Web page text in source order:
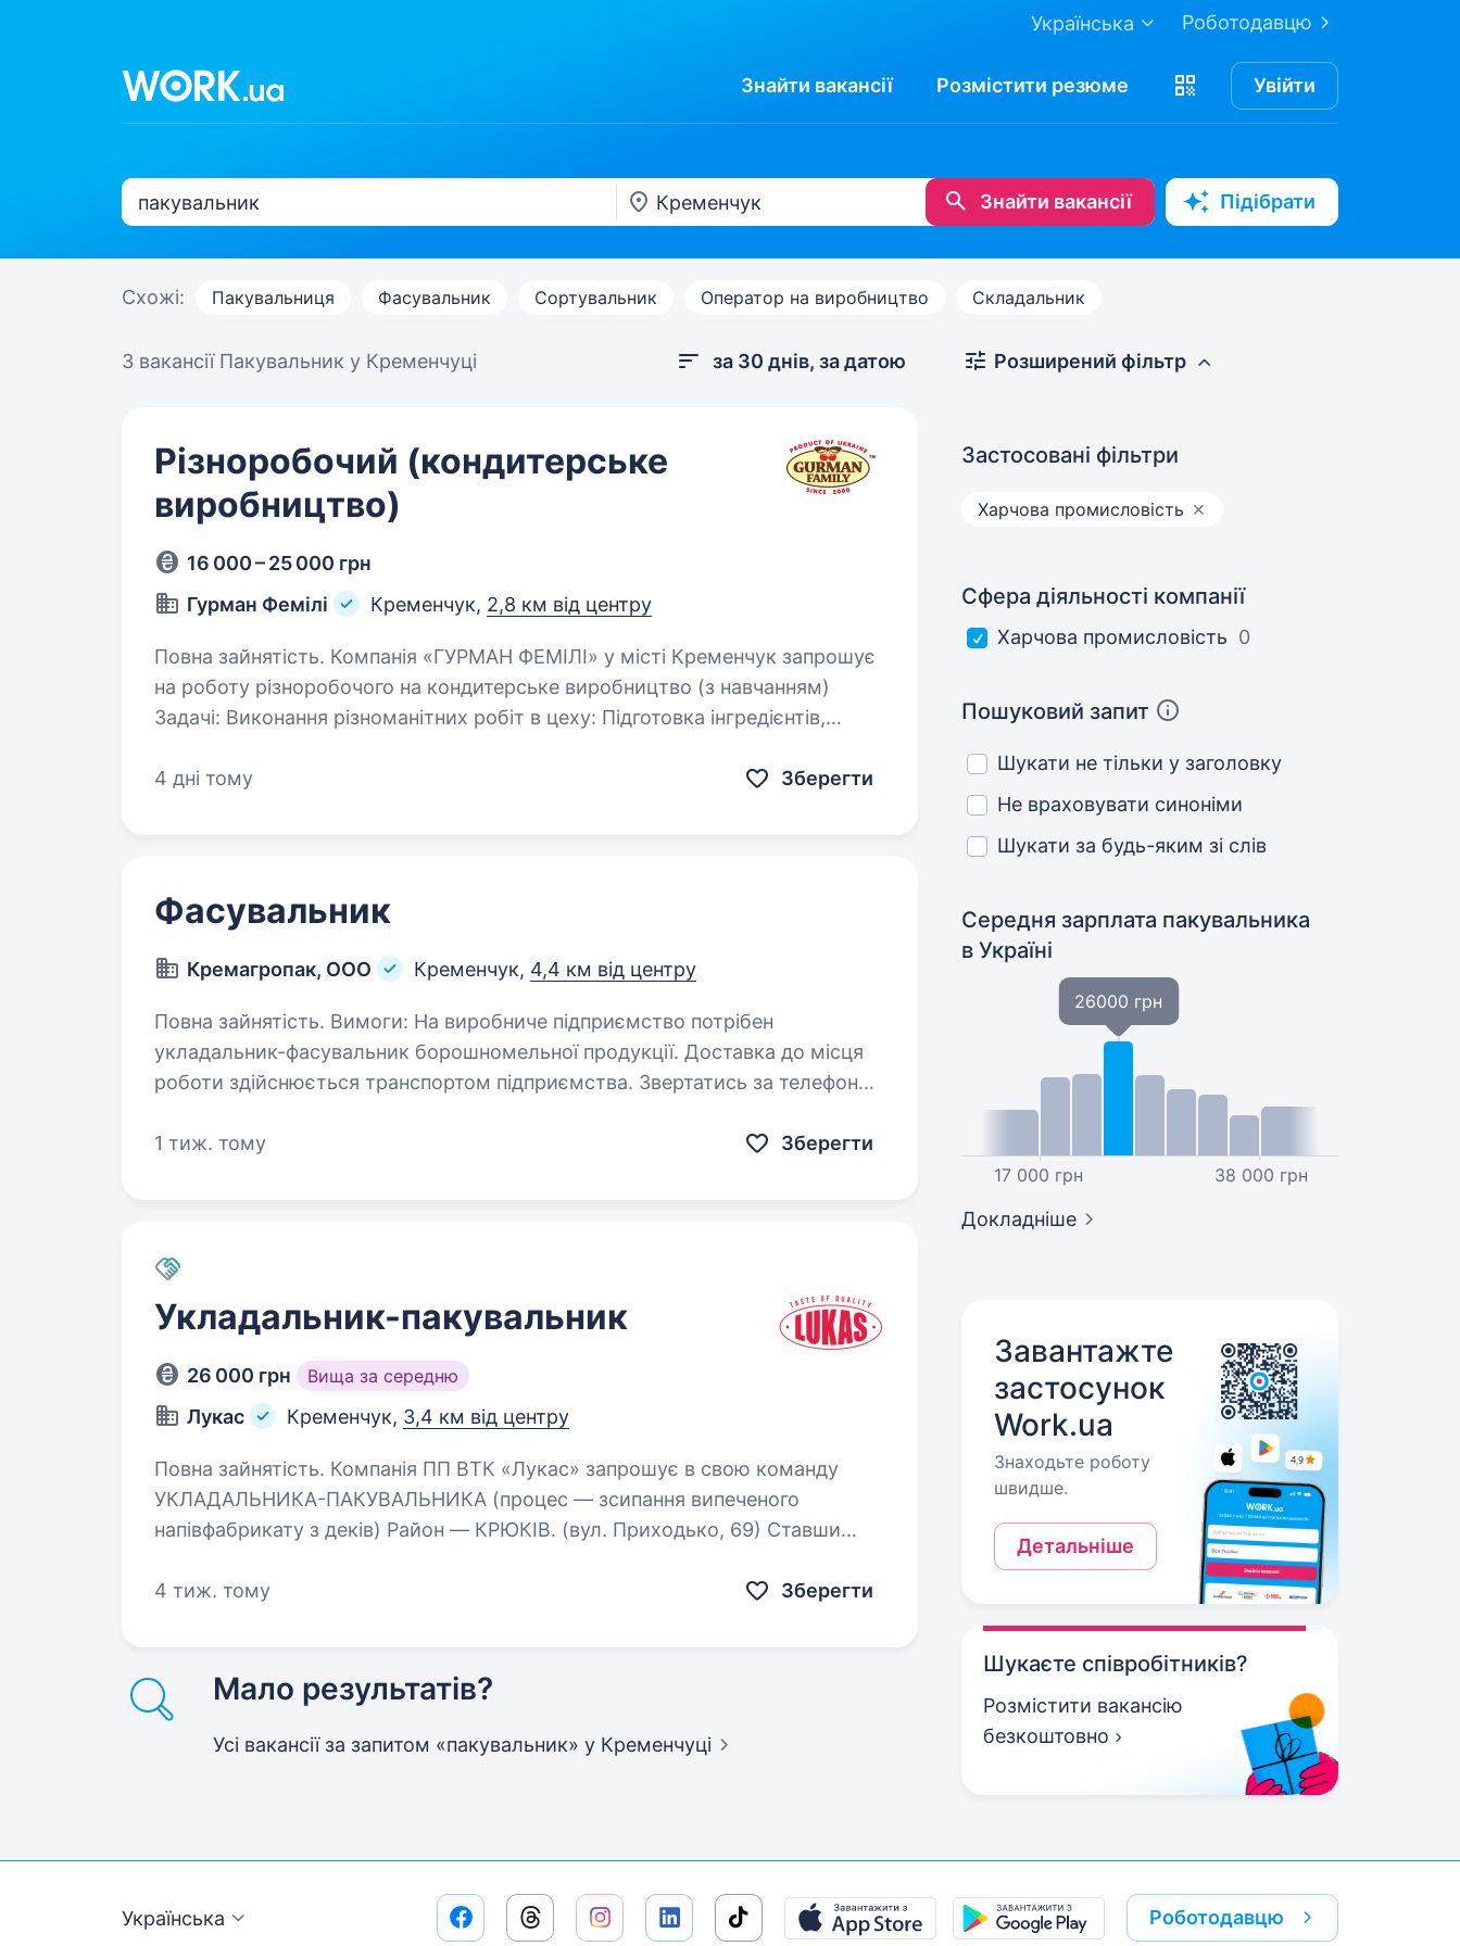
Роботодавцю
Українська
Знайти вакансії Розмістити резюме Увійти
Знайти вакансії Підібрати
Схожі: Пакувальниця Фасувальник Сортувальник Оператор на виробництво Складальник
3 вакансії Пакувальник у Кременчуці за 30 днів, за датою
Різноробочий (кондитерське
виробництво)
16 000 – 25 000 грн
Гурман Фемілі
Кременчук, 2,8 км від центру
Повна зайнятість. Компанія «ГУРМАН ФЕМІЛІ» у місті Кременчук запрошує
на роботу різноробочого на кондитерське виробництво (з навчанням)
Задачі: Виконання різноманітних робіт в цеху: Підготовка інгредієнтів,
4 дні тому
Зберегти
Фасувальник
Кремагропак, ООО Кременчук, 4,4 км від центру
Повна зайнятість. Вимоги: На виробниче підприємство потрібен
укладальник-фасувальник борошномельної продукції. Доставка до місця
роботи здійснюється транспортом підприємства. Звертатись за телефоном
1 тиж. тому
Зберегти
Укладальник-пакувальник
26 000 грн Вища за середню
Лукас Кременчук, 3,4 км від центру
Повна зайнятість. Компанія ПП ВТК «Лукас» запрошує в свою команду
УКЛАДАЛЬНИКА-ПАКУВАЛЬНИКА (процес — зсипання випеченого
напівфабрикату з деків) Район — КРЮКІВ. (вул. Приходько, 69) Ставши
4 тиж. тому
Зберегти
Мало результатів?
Усі вакансії за запитом «пакувальник» у Кременчуці
Розширений фільтр
Застосовані фільтри
Харчова промисловість
Сфера діяльності компанії
Харчова промисловість 0
Пошуковий запит
Шукати не тільки у заголовку
Не враховувати синоніми
Шукати за будь-яким зі слів
Середня зарплата пакувальника
в Україні
17 000 грн
26000 грн
38 000 грн
Докладніше
Завантажте
застосунок
Work.ua
Знаходьте роботу
швидше.
Детальніше
Шукаєте співробітників?
Розмістити вакансію
безкоштовно
Українська Роботодавцю